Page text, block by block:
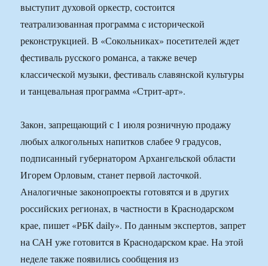
выступит духовой оркестр, состоится
театрализованная программа с исторической
реконструкцией. В «Сокольниках» посетителей ждет
фестиваль русского романса, а также вечер
классической музыки, фестиваль славянской культуры
и танцевальная программа «Стрит-арт».
Закон, запрещающий с 1 июля розничную продажу
любых алкогольных напитков слабее 9 градусов,
подписанный губернатором Архангельской области
Игорем Орловым, станет первой ласточкой.
Аналогичные законопроекты готовятся и в других
российских регионах, в частности в Краснодарском
крае, пишет «РБК daily». По данным экспертов, запрет
на САН уже готовится в Краснодарском крае. На этой
неделе также появились сообщения из